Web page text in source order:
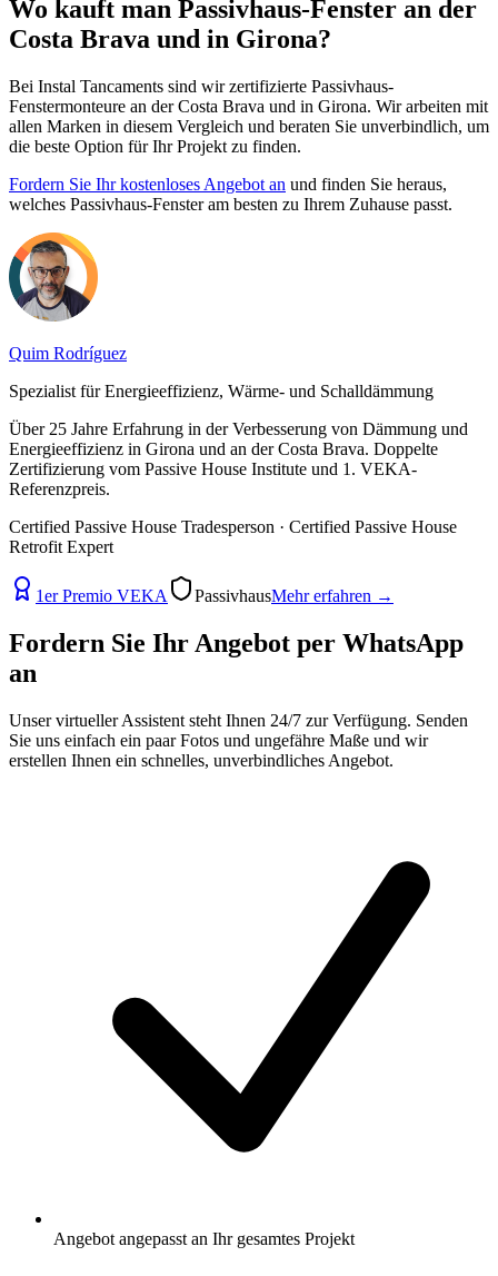
Wo kauft man Passivhaus-Fenster an der
Costa Brava und in Girona?
Bei Instal Tancaments sind wir zertifizierte Passivhaus-
Fenstermonteure an der Costa Brava und in Girona. Wir arbeiten mit
allen Marken in diesem Vergleich und beraten Sie unverbindlich, um
die beste Option für Ihr Projekt zu finden.
Fordern Sie Ihr kostenloses Angebot an und finden Sie heraus,
welches Passivhaus-Fenster am besten zu Ihrem Zuhause passt.
Quim Rodríguez
Spezialist für Energieeffizienz, Wärme- und Schalldämmung
Über 25 Jahre Erfahrung in der Verbesserung von Dämmung und
Energieeffizienz in Girona und an der Costa Brava. Doppelte
Zertifizierung vom Passive House Institute und 1. VEKA-
Referenzpreis.
Certified Passive House Tradesperson · Certified Passive House
Retrofit Expert
1er Premio VEKA PassivhausMehr erfahren →
Fordern Sie Ihr Angebot per WhatsApp
an
Unser virtueller Assistent steht Ihnen 24/7 zur Verfügung. Senden
Sie uns einfach ein paar Fotos und ungefähre Maße und wir
erstellen Ihnen ein schnelles, unverbindliches Angebot.
Angebot angepasst an Ihr gesamtes Projekt